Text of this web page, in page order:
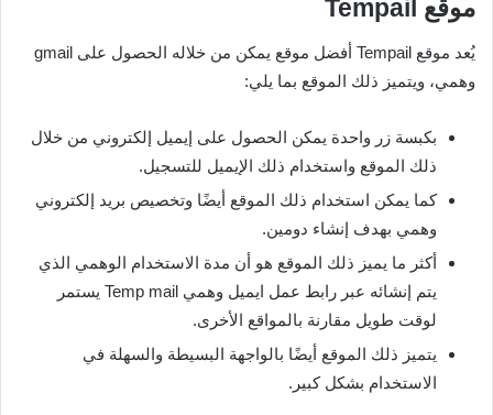
موقع Tempail
يُعد موقع Tempail أفضل موقع يمكن من خلاله الحصول على gmail
وهمي، ويتميز ذلك الموقع بما يلي:
بكبسة زر واحدة يمكن الحصول على إيميل إلكتروني من خلال
ذلك الموقع واستخدام ذلك الإيميل للتسجيل.
كما يمكن استخدام ذلك الموقع أيضًا وتخصيص بريد إلكتروني
وهمي بهدف إنشاء دومين.
أكثر ما يميز ذلك الموقع هو أن مدة الاستخدام الوهمي الذي
يتم إنشائه عبر رابط عمل ايميل وهمي Temp mail يستمر
لوقت طويل مقارنة بالمواقع الأخرى.
يتميز ذلك الموقع أيضًا بالواجهة البسيطة والسهلة في
الاستخدام بشكل كبير.